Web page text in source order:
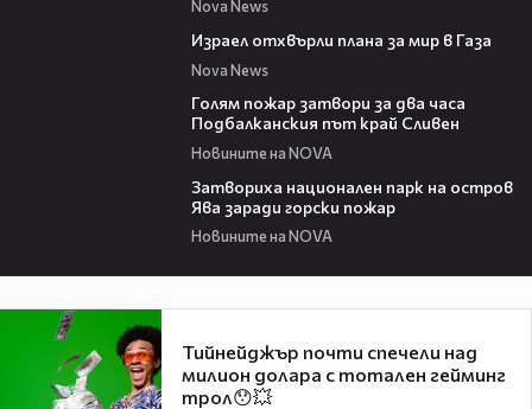
Nova News
Израел отхвърли плана за мир в Газа
Nova News
Голям пожар затвори за два часа
Подбалканския път край Сливен
Новините на NOVA
Затвориха национален парк на остров
Ява заради горски пожар
Новините на NOVA
Тийнейджър почти спечели над
милион долара с тотален гейминг
трол😯💥